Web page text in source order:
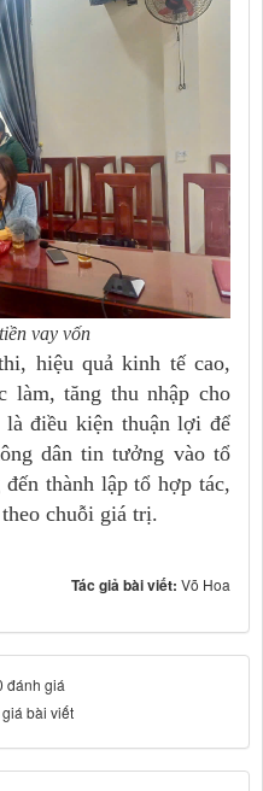
vay vốn
hiệu quả kinh tế cao,
làm, tăng thu nhập cho
điều kiện thuận lợi để
dân tin tưởng vào tổ
thành lập tổ hợp tác,
chuỗi giá trị.
Tác giả bài viết: Võ Hoa
đánh giá
bài viết